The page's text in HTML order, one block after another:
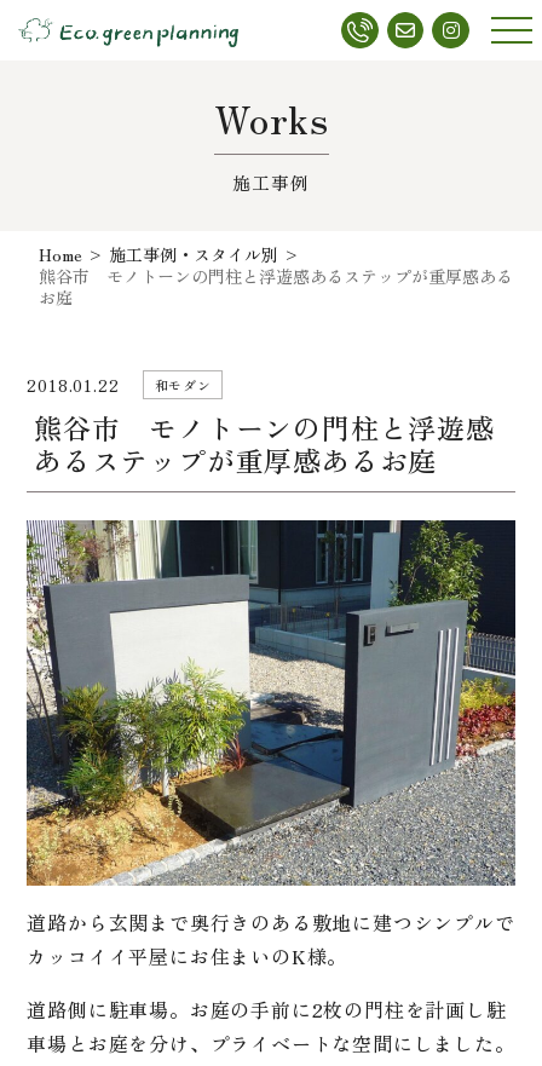
メニ
Works
施工事例
Home > 施工事例・スタイル別 >
熊谷市 モノトーンの門柱と浮遊感あるステップが重厚感ある
お庭
2018.01.22 和モダン
熊谷市 モノトーンの門柱と浮遊感
あるステップが重厚感あるお庭
道路から玄関まで奥行きのある敷地に建つシンプルで
カッコイイ平屋にお住まいのK様。
道路側に駐車場。お庭の手前に2枚の門柱を計画し駐
車場とお庭を分け、プライベートな空間にしました。